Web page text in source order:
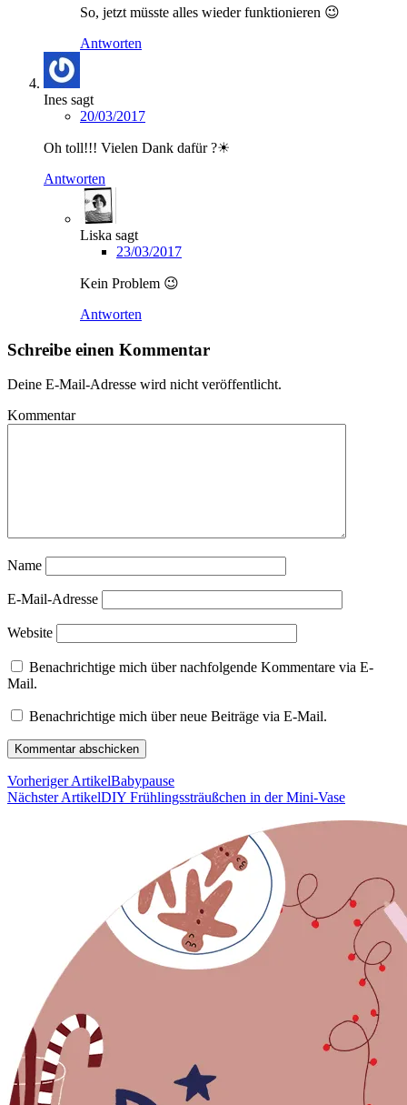
So, jetzt müsste alles wieder funktionieren 😉
Antworten
Ines sagt
20/03/2017
Oh toll!!! Vielen Dank dafür ?☀
Antworten
Liska sagt
23/03/2017
Kein Problem 😉
Antworten
Schreibe einen Kommentar
Deine E-Mail-Adresse wird nicht veröffentlicht.
Kommentar
Name
E-Mail-Adresse
Website
Benachrichtige mich über nachfolgende Kommentare via E-
Mail.
Benachrichtige mich über neue Beiträge via E-Mail.
Vorheriger ArtikelBabypause
Nächster ArtikelDIY Frühlingssträußchen in der Mini-Vase